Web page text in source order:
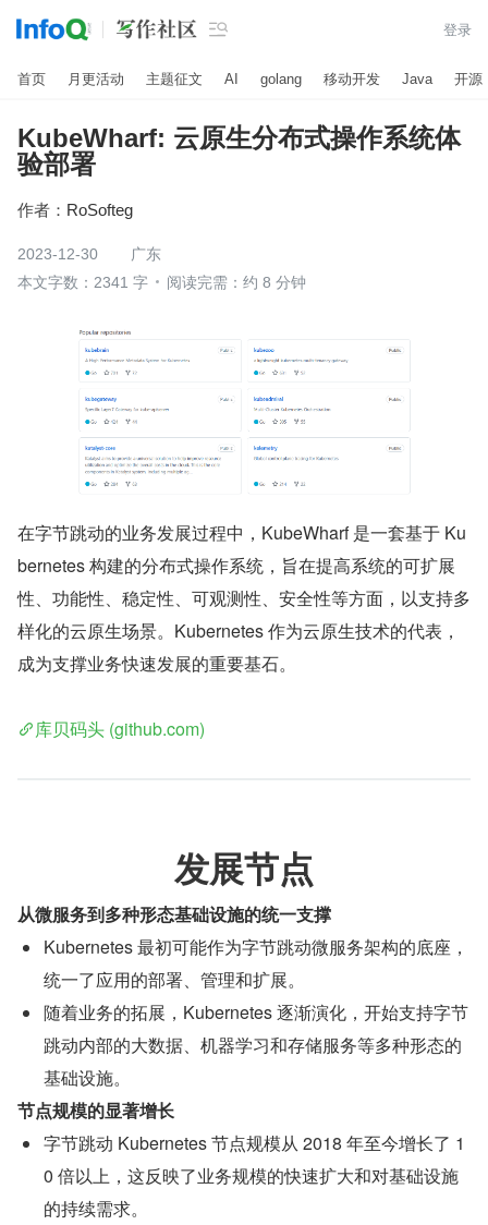
 登录
首页 月更活动 主题征文 AI golang 移动开发 Java 开源
KubeWharf: 云原生分布式操作系统体
验部署
作者： RoSofteg
2023-12-30
广东
本文字数：2341 字
阅读完需：约 8 分钟
在字节跳动的业务发展过程中，KubeWharf 是一套基于 Ku
bernetes 构建的分布式操作系统，旨在提高系统的可扩展
性、功能性、稳定性、可观测性、安全性等方面，以支持多
样化的云原生场景。Kubernetes 作为云原生技术的代表，
成为支撑业务快速发展的重要基石。
库贝码头 (github.com)
发展节点
从微服务到多种形态基础设施的统一支撑
Kubernetes 最初可能作为字节跳动微服务架构的底座，
统一了应用的部署、管理和扩展。
随着业务的拓展，Kubernetes 逐渐演化，开始支持字节
跳动内部的大数据、机器学习和存储服务等多种形态的
基础设施。
节点规模的显著增长
字节跳动 Kubernetes 节点规模从 2018 年至今增长了 1
0 倍以上，这反映了业务规模的快速扩大和对基础设施
的持续需求。